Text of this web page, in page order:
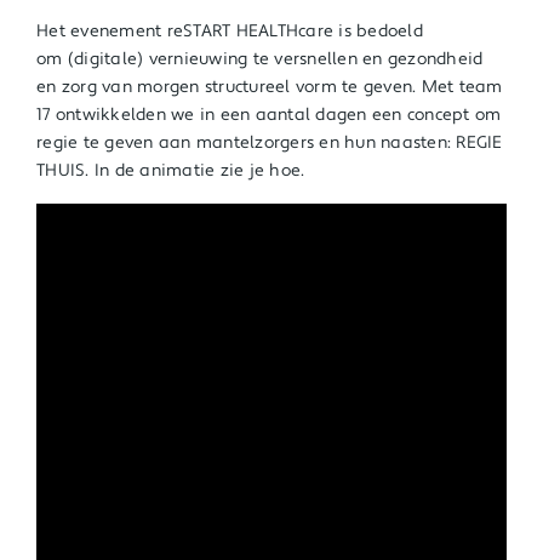
Het evenement reSTART HEALTHcare is bedoeld
om (digitale) vernieuwing te versnellen en gezondheid
en zorg van morgen structureel vorm te geven. Met team
17 ontwikkelden we in een aantal dagen een concept om
regie te geven aan mantelzorgers en hun naasten: REGIE
THUIS. In de animatie zie je hoe.